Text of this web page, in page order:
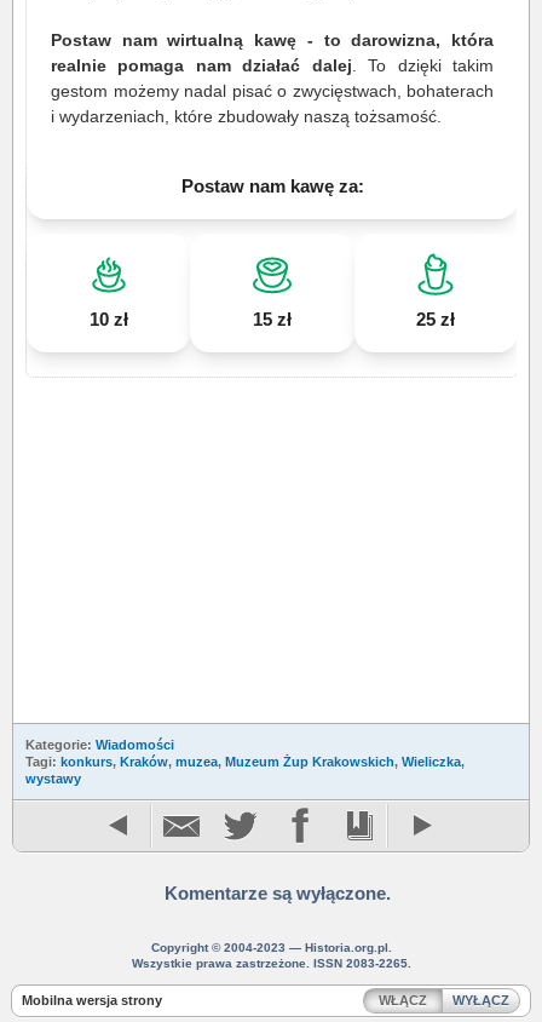
Postaw nam wirtualną kawę - to darowizna, która
realnie pomaga nam działać dalej . To dzięki takim
gestom możemy nadal pisać o zwycięstwach, bohaterach
i wydarzeniach, które zbudowały naszą tożsamość.
Postaw nam kawę za:
10 zł 15 zł 25 zł
Kategorie: Wiadomości
Tagi: konkurs, Kraków, muzea, Muzeum Żup Krakowskich, Wieliczka,
wystawy
Komentarze są wyłączone.
Copyright © 2004-2023 — Historia.org.pl.
Wszystkie prawa zastrzeżone. ISSN 2083-2265.
Mobilna wersja strony WŁĄCZ WYŁĄCZ